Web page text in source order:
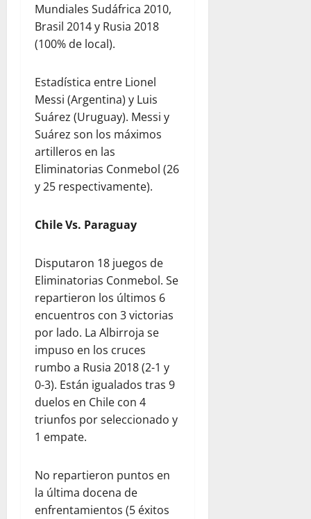
Mundiales Sudáfrica 2010,
Brasil 2014 y Rusia 2018
(100% de local).
Estadística entre Lionel
Messi (Argentina) y Luis
Suárez (Uruguay). Messi y
Suárez son los máximos
artilleros en las
Eliminatorias Conmebol (26
y 25 respectivamente).
Chile Vs. Paraguay
Disputaron 18 juegos de
Eliminatorias Conmebol. Se
repartieron los últimos 6
encuentros con 3 victorias
por lado. La Albirroja se
impuso en los cruces
rumbo a Rusia 2018 (2-1 y
0-3). Están igualados tras 9
duelos en Chile con 4
triunfos por seleccionado y
1 empate.
No repartieron puntos en
la última docena de
enfrentamientos (5 éxitos